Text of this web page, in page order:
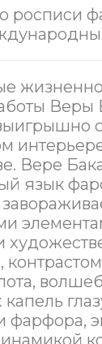
росписи
Веры
Вере
язык
фарфора,